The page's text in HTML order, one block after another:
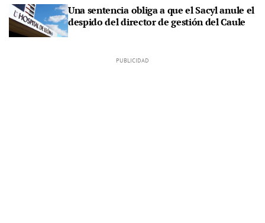
Una sentencia obliga a que el Sacyl anule el
despido del director de gestión del Caule